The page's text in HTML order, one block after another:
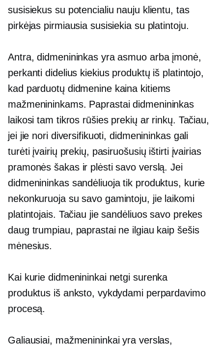
susisiekus su potencialiu nauju klientu, tas
pirkėjas pirmiausia susisiekia su platintoju.
Antra, didmenininkas yra asmuo arba įmonė,
perkanti didelius kiekius produktų iš platintojo,
kad parduotų didmenine kaina kitiems
mažmenininkams. Paprastai didmenininkas
laikosi tam tikros rūšies prekių ar rinkų. Tačiau,
jei jie nori diversifikuoti, didmenininkas gali
turėti įvairių prekių, pasiruošusių ištirti įvairias
pramonės šakas ir plėsti savo verslą. Jei
didmenininkas sandėliuoja tik produktus, kurie
nekonkuruoja su savo gamintoju, jie laikomi
platintojais. Tačiau jie sandėliuos savo prekes
daug trumpiau, paprastai ne ilgiau kaip šešis
mėnesius.
Kai kurie didmenininkai netgi surenka
produktus iš anksto, vykdydami perpardavimo
procesą.
Galiausiai, mažmenininkai yra verslas,